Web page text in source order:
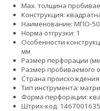
Max. толщина
Конструкция:
Наименование: МПО-
Норма отгрузки: 1
Особенности
мм
Размер перфорации
Размер пробиваемого
Страна
Тип инструмента:
Форма перфорации:
Штрих-код: